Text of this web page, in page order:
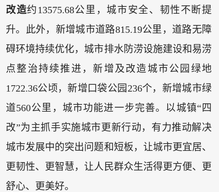
改造约13575.68公里，城市安全、韧性不断提
升。此外，新增城市道路815.19公里，道路无障
碍环境持续优化，城市排水防涝设施建设和易涝
点整治持续推进，新增及改造城市公园绿地
1722.36公顷，新增口袋公园236个，新增城市绿
道560公里，城市功能进一步完善。以城镇“四
改”为主抓手实施城市更新行动，有力推动解决
城市发展中的突出问题和短板，让城市更宜居、
更韧性、更智慧，让人民群众生活得更方便、更
舒心、更美好。